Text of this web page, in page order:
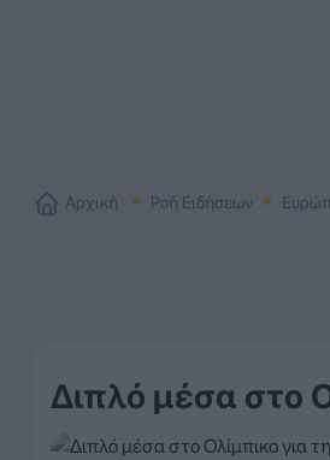
Αρχική Ροή Ειδήσεων
Διπλό μέσα στο